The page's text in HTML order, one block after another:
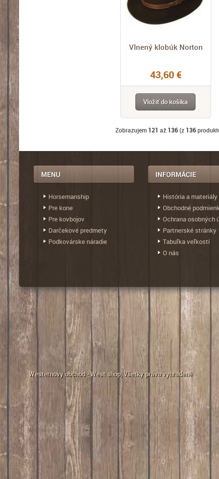
Vlnený klobúk Norton
43,60 €
Vložiť do košíka
Zobrazujem 121 až 136(z 136
Horsemanship
Pre kone
Pre kovbojov
Darčekové predmety
Podkovárske náradie
História a materiály
Obchodné
Ochrana osobných
Partnerské stránky
Tabuľka veľkostí
O nás
Westernový obchod - West shop, Všetky práva vyhradené